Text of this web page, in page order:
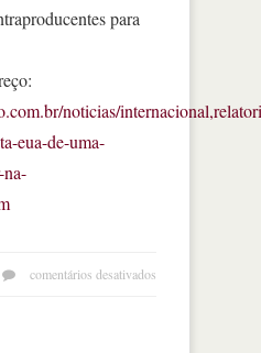
para
noticias/
eua-de-uma-
comentários desativados